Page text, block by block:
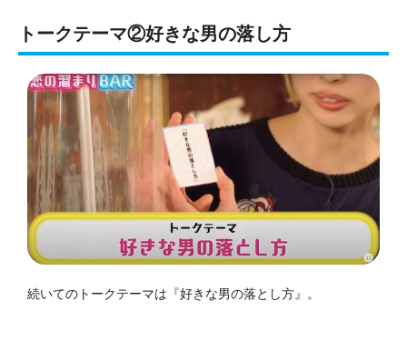
トークテーマ②好きな男の落し方
続いてのトークテーマは『好きな男の落とし方』。